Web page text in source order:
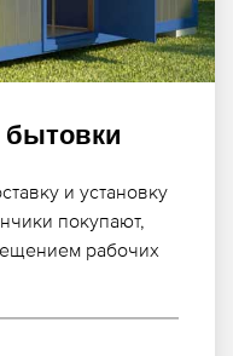
и установку
покупают,
рабочих